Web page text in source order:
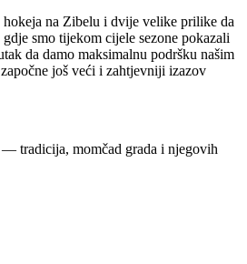
hokeja na Zibelu i dvije velike prilike da
smo tijekom cijele sezone pokazali
da damo maksimalnu podršku našim
još veći i zahtjevniji izazov
tradicija, momčad grada i njegovih